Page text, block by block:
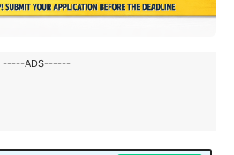
-----ADS------